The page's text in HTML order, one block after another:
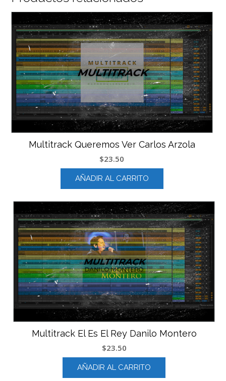
Multitrack Queremos Ver Carlos Arzola
$23.50
AÑADIR AL CARRITO
Multitrack El Es El Rey Danilo Montero
$23.50
AÑADIR AL CARRITO